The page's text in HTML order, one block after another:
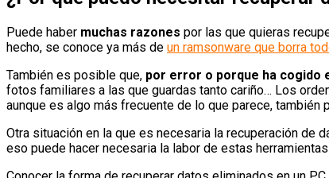
Puede haber muchas razones por las que quieras
hecho, se conoce ya más de un ramsonware que borra
También es posible que, por error o porque ha cogido
fotos familiares a las que guardas tanto cariño… Los
aunque es algo más frecuente de lo que parece, también
Otra situación en la que es necesaria la recuperación de
eso puede hacer necesaria la labor de estas